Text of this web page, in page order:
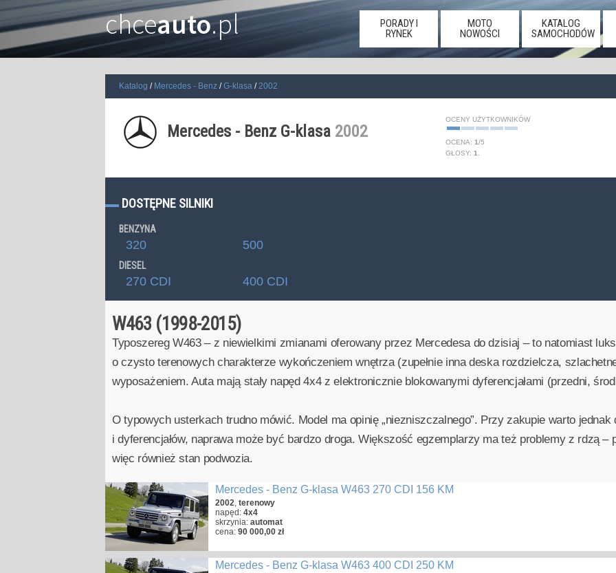
chceauto.pl
PORADY I
RYNEK
MOTO
NOWOŚCI
KATALOG
SAMOCHODÓW
Katalog Mercedes - Benz G-klasa 2002
Mercedes - Benz G-klasa 2002
OCENY UŻYTKOWNIKÓW
OCENA: 1/5
GŁOSY: 1
DOSTĘPNE SILNIKI
BENZYNA
320 500
DIESEL
270 CDI 400 CDI
W463 (1998-2015)
Typoszereg W463 – z niewielkimi zmianami oferowany przez Mercedesa do dzisiaj – to natomiast
o czysto terenowych charakterze wykończeniem wnętrza (zupełnie inna deska rozdzielcza,
wyposażeniem. Auta mają stały napęd 4x4 z elektronicznie blokowanymi dyferencjałami (przedni,
O typowych usterkach trudno mówić. Model ma opinię „niezniszczalnego”. Przy zakupie warto jednak
i dyferencjałów, naprawa może być bardzo droga. Większość egzemplarzy ma też problemy z rdzą –
więc również stan podwozia.
Mercedes - Benz G-klasa W463 270 CDI 156 KM
2002, terenowy
napęd: 4x4
skrzynia: automat
cena: 90 000,00 zł
Mercedes - Benz G-klasa W463 400 CDI 250 KM